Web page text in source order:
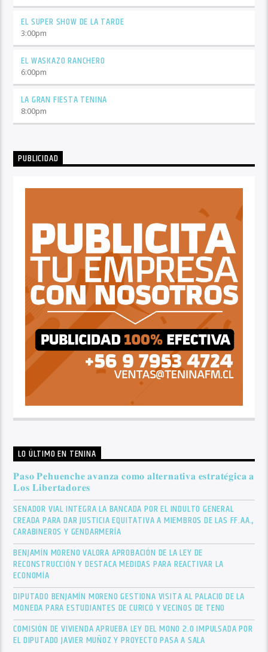
EL SUPER SHOW DE LA TARDE
3:00pm
EL WASKAZO RANCHERO
6:00pm
LA GRAN FIESTA TENINA
8:00pm
PUBLICIDAD
LO ÚLTIMO EN TENINA
𝐏𝐚𝐬𝐨 𝐏𝐞𝐡𝐮𝐞𝐧𝐜𝐡𝐞 𝐚𝐯𝐚𝐧𝐳𝐚 𝐜𝐨𝐦𝐨 𝐚𝐥𝐭𝐞𝐫𝐧𝐚𝐭𝐢𝐯𝐚 𝐞𝐬𝐭𝐫𝐚𝐭𝐞́𝐠𝐢𝐜𝐚 𝐚
𝐋𝐨𝐬 𝐋𝐢𝐛𝐞𝐫𝐭𝐚𝐝𝐨𝐫𝐞𝐬
SENADOR VIAL INTEGRA LA BANCADA POR EL INDULTO GENERAL
CREADA PARA DAR JUSTICIA EQUITATIVA A MIEMBROS DE LAS FF.AA.,
CARABINEROS Y GENDARMERÍA
BENJAMÍN MORENO VALORA APROBACIÓN DE LA LEY DE
RECONSTRUCCIÓN Y DESTACA MEDIDAS PARA REACTIVAR LA
ECONOMÍA
DIPUTADO BENJAMÍN MORENO GESTIONA VISITA AL PALACIO DE LA
MONEDA PARA ESTUDIANTES DE CURICÓ Y VECINOS DE TENO
COMISIÓN DE VIVIENDA APRUEBA LEY DEL MONO 2.0 IMPULSADA POR
EL DIPUTADO JAVIER MUÑOZ Y PROYECTO PASA A SALA